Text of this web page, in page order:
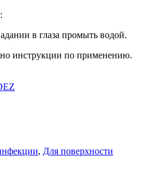
в глаза промыть водой.
инструкции по применению.
, Для поверхности